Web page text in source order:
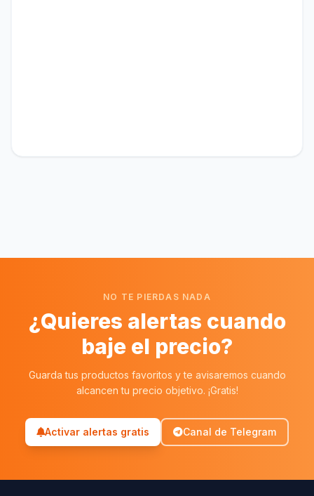
NO TE PIERDAS NADA
¿Quieres alertas cuando
baje el precio?
Guarda tus productos favoritos y te avisaremos cuando
alcancen tu precio objetivo. ¡Gratis!
Activar alertas gratis Canal de Telegram